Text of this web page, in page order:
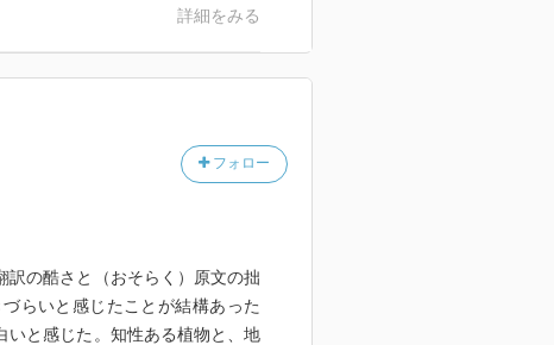
詳細をみる
フォロー
の酷さと（おそらく）原文の拙
らいと感じたことが結構あった
いと感じた。知性ある植物と、地